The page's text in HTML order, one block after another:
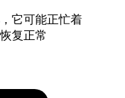
它可能正忙着
复正常